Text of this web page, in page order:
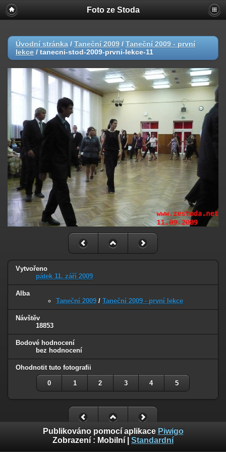
Foto ze Stoda
Úvodní stránka / Taneční 2009 / Taneční 2009 - první
lekce / tanecni-stod-2009-prvni-lekce-11
Vytvořeno
pátek 11. září 2009
Alba
Taneční 2009 / Taneční 2009 - první lekce
Návštěv
18853
Bodové hodnocení
bez hodnocení
Ohodnotit tuto fotografii
0 1 2 3 4 5
Publikováno pomocí aplikace Piwigo
Zobrazení : Mobilní Standardní